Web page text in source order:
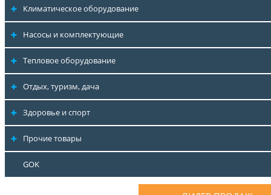
Климатическое оборудование
Насосы и комплектующие
Тепловое оборудование
Отдых, туризм, дача
Здоровье и спорт
Прочие товары
GOK